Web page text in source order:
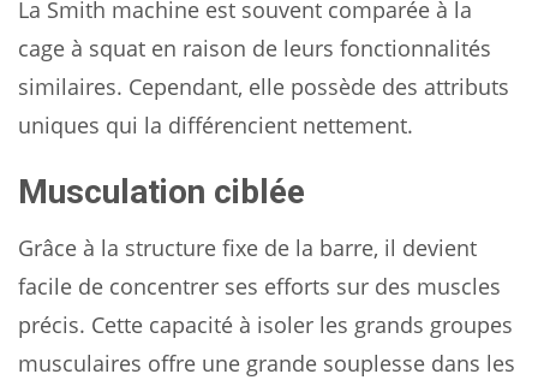
La Smith machine est souvent comparée à la
cage à squat en raison de leurs fonctionnalités
similaires. Cependant, elle possède des attributs
uniques qui la différencient nettement.
Musculation ciblée
Grâce à la structure fixe de la barre, il devient
facile de concentrer ses efforts sur des muscles
précis. Cette capacité à isoler les grands groupes
musculaires offre une grande souplesse dans les